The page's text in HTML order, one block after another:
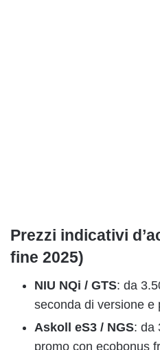
Prezzi indicativi
fine 2025)
NIU NQi / GTS: da
seconda di versione e
Askoll eS3 / NGS: da
promo con ecobonus